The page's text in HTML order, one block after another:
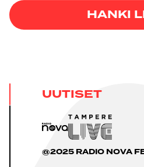
HANKI
UUTISET
@2025 RADIO NOVA